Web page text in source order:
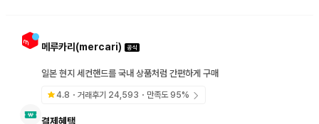
메루카리(mercari)
일본 현지 세컨핸드를 국내 상품처럼 간편하게 구매
4.8 ・거래후기 24,593 ・만족도95%
결제혜택